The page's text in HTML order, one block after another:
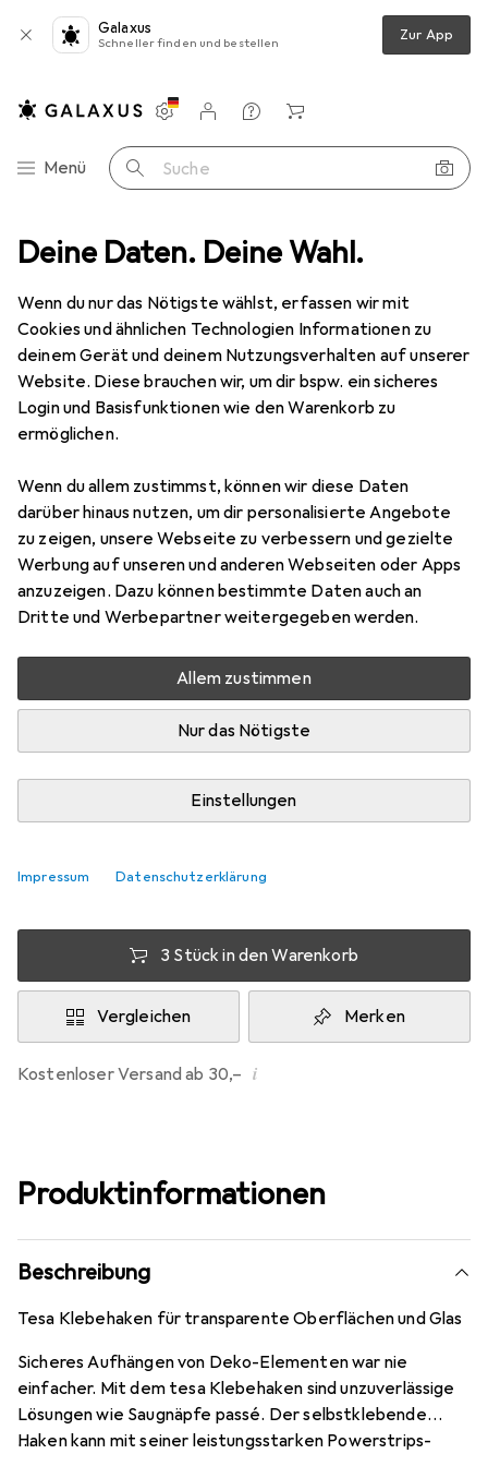
Deine Daten. Deine Wahl.
Wenn du nur das Nötigste wählst, erfassen wir mit
Cookies und ähnlichen Technologien Informationen zu
deinem Gerät und deinem Nutzungsverhalten auf unserer
Website. Diese brauchen wir, um dir bspw. ein sicheres
Login und Basisfunktionen wie den Warenkorb zu
ermöglichen.
Wenn du allem zustimmst, können wir diese Daten
darüber hinaus nutzen, um dir personalisierte Angebote
zu zeigen, unsere Webseite zu verbessern und gezielte
Werbung auf unseren und anderen Webseiten oder Apps
anzuzeigen. Dazu können bestimmte Daten auch an
Dritte und Werbepartner weitergegeben werden.
Allem zustimmen
Nur das Nötigste
Einstellungen
Impressum Datenschutzerklärung
Galaxus
Schneller finden und bestellen Zur App
Navigation nach Kategorien
Menü Suche
Einstellungen
Kundenkonto
Vergleichslisten
Merklisten
Warenkorb
+ Klebenagel tesa Powerstrips Transparent Deko Haken LARGE
18 Bilder
MENGENRABATT
tesaPowerstrips Transparent Deko
Haken LARGE
Preis in EUR inkl. MwSt.
EUR
6,44
Bewertungen
Mi, 12.8. geliefert
Mehr als 10 Stück an Lager beim Lieferanten
Lieferort angeben für genaue Lieferzeit
pro Stück
3 Stück in den Warenkorb
Vergleichen Merken
Kostenloser Versand ab 30,– i
Produktinformationen
Beschreibung
Tesa Klebehaken für transparente Oberflächen und Glas
Sicheres Aufhängen von Deko-Elementen war nie
einfacher. Mit dem tesa Klebehaken sind unzuverlässige
Lösungen wie Saugnäpfe passé. Der selbstklebende
Haken kann mit seiner leistungsstarken Powerstrips-